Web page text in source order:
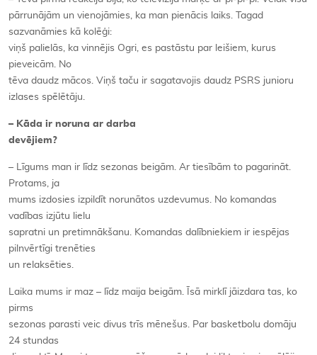
pārrunājām un vienojāmies, ka man pienācis laiks. Tagad
sazvanāmies kā kolēģi:
viņš palielās, ka vinnējis Ogri, es pastāstu par leišiem, kurus
pieveicām. No
tēva daudz mācos. Viņš taču ir sagatavojis daudz PSRS junioru
izlases spēlētāju.
– Kāda ir noruna ar darba
devējiem?
– Līgums man ir līdz sezonas beigām. Ar tiesībām to pagarināt.
Protams, ja
mums izdosies izpildīt norunātos uzdevumus. No komandas
vadības izjūtu lielu
sapratni un pretimnākšanu. Komandas dalībniekiem ir iespējas
pilnvērtīgi trenēties
un relaksēties.
Laika mums ir maz – līdz maija beigām. Īsā mirklī jāizdara tas, ko
pirms
sezonas parasti veic divus trīs mēnešus. Par basketbolu domāju
24 stundas